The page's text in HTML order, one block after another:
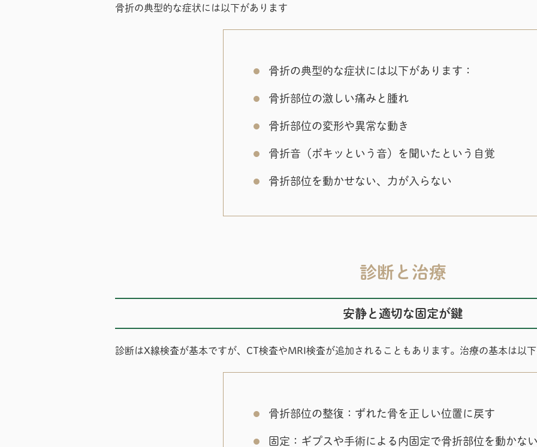
骨折の典型的な症状には以下があります
骨折の典型的な症状には以下があります：
骨折部位の激しい痛みと腫れ
骨折部位の変形や異常な動き
骨折音（ポキッという音）を聞いたという自覚
骨折部位を動かせない、力が入らない
診断と治療
安静と適切な固定が鍵
診断はX線検査が基本ですが、CT検査やMRI検査が追加されることもあります。治療の基本は以
骨折部位の整復：ずれた骨を正しい位置に戻す
固定：ギプスや手術による内固定で骨折部位を動かな